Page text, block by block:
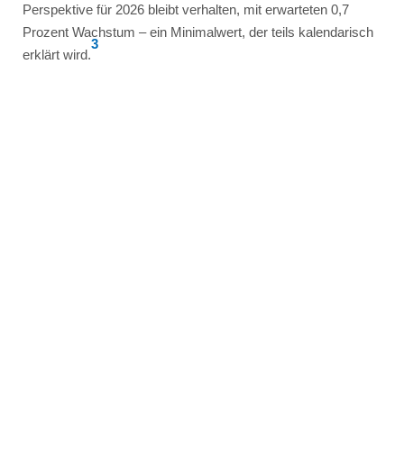
Perspektive für 2026 bleibt verhalten, mit erwarteten 0,7
Prozent Wachstum – ein Minimalwert, der teils kalendarisch
erklärt wird.
3